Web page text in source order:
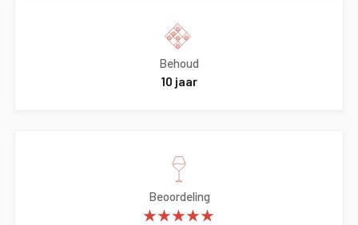
Behoud
10 jaar
Beoordeling
★★★★★